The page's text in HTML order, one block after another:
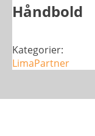
Håndbold
Kategorier:
LimaPartner